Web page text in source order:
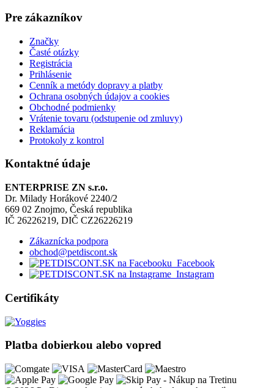
Pre zákazníkov
Značky
Časté otázky
Registrácia
Prihlásenie
Cenník a metódy dopravy a platby
Ochrana osobných údajov a cookies
Obchodné podmienky
Vrátenie tovaru (odstupenie od zmluvy)
Reklamácia
Protokoly z kontrol
Kontaktné údaje
ENTERPRISE ZN s.r.o.
Dr. Milady Horákové 2240/2
669 02 Znojmo, Česká republika
IČ 26226219, DIČ CZ26226219
Zákaznícka podpora
obchod@petdiscont.sk
Facebook
Instagram
Certifikáty
Platba dobierkou alebo vopred